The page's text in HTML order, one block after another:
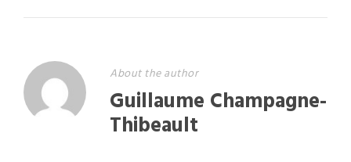
About the author
Guillaume Champagne-
Thibeault